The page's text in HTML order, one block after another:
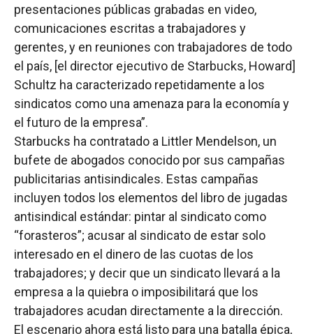
presentaciones públicas grabadas en video,
comunicaciones escritas a trabajadores y
gerentes, y en reuniones con trabajadores de todo
el país, [el director ejecutivo de Starbucks, Howard]
Schultz ha caracterizado repetidamente a los
sindicatos como una amenaza para la economía y
el futuro de la empresa”.
Starbucks ha contratado a Littler Mendelson, un
bufete de abogados conocido por sus campañas
publicitarias antisindicales. Estas campañas
incluyen todos los elementos del libro de jugadas
antisindical estándar: pintar al sindicato como
“forasteros”; acusar al sindicato de estar solo
interesado en el dinero de las cuotas de los
trabajadores; y decir que un sindicato llevará a la
empresa a la quiebra o imposibilitará que los
trabajadores acudan directamente a la dirección.
El escenario ahora está listo para una batalla épica,